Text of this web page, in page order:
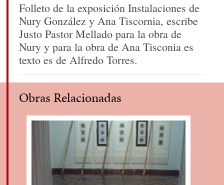
Folleto de la exposición Instalaciones de
Nury González y Ana Tiscornia, escribe
Justo Pastor Mellado para la obra de
Nury y para la obra de Ana Tisconia es
texto es de Alfredo Torres.
Obras Relacionadas